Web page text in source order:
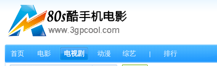
首页 电影 电视剧 动漫 综艺 | 排行